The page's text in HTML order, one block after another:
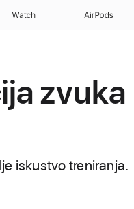
Watch AirPods
iskustvo treniranja.